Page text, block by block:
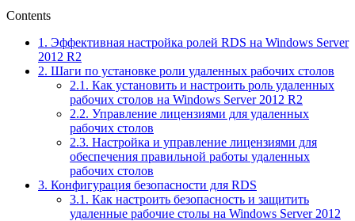
Contents
1. Эффективная настройка ролей RDS на Windows Server
2012 R2
2. Шаги по установке роли удаленных рабочих столов
2.1. Как установить и настроить роль удаленных
рабочих столов на Windows Server 2012 R2
2.2. Управление лицензиями для удаленных
рабочих столов
2.3. Настройка и управление лицензиями для
обеспечения правильной работы удаленных
рабочих столов
3. Конфигурация безопасности для RDS
3.1. Как настроить безопасность и защитить
удаленные рабочие столы на Windows Server 2012